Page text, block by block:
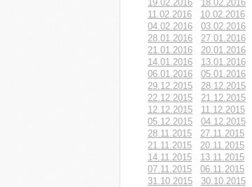
19.02.2016
18.02.2016
11.02.2016
10.02.2016
04.02.2016
03.02.2016
28.01.2016
27.01.2016
21.01.2016
20.01.2016
14.01.2016
13.01.2016
06.01.2016
05.01.2016
29.12.2015
28.12.2015
22.12.2015
21.12.2015
12.12.2015
11.12.2015
05.12.2015
04.12.2015
28.11.2015
27.11.2015
21.11.2015
20.11.2015
14.11.2015
13.11.2015
07.11.2015
06.11.2015
31.10.2015
30.10.2015